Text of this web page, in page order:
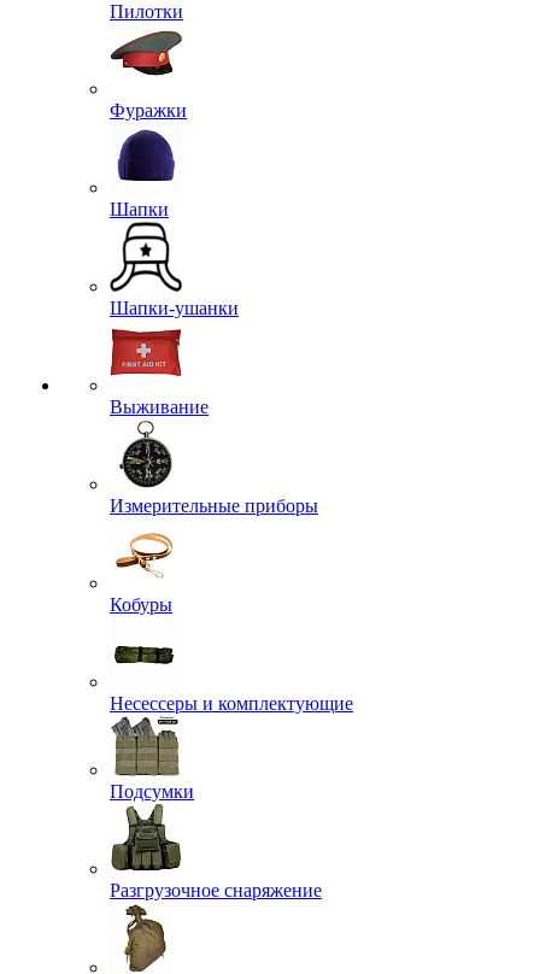
Пилотки
Фуражки
Шапки
Шапки-ушанки
Выживание
Измерительные приборы
Кобуры
Несессеры и комплектующие
Подсумки
Разгрузочное снаряжение